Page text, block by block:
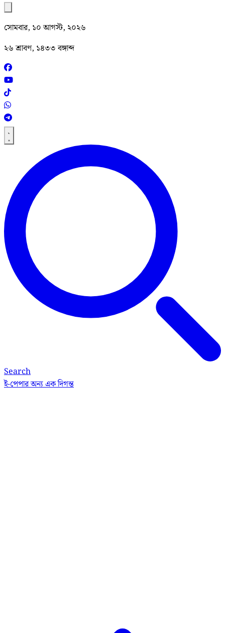
সোমবার, ১০ আগস্ট, ২০২৬
২৬ শ্রাবণ, ১৪৩৩ বঙ্গাব্দ
Search
ই-পেপারঅন্য এক দিগন্ত